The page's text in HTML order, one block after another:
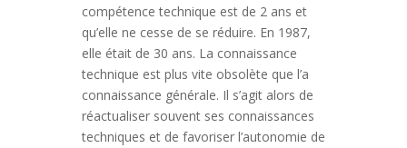
compétence technique est de 2 ans et
qu’elle ne cesse de se réduire. En 1987,
elle était de 30 ans. La connaissance
technique est plus vite obsolète que l’a
connaissance générale. Il s’agit alors de
réactualiser souvent ses connaissances
techniques et de favoriser l’autonomie de